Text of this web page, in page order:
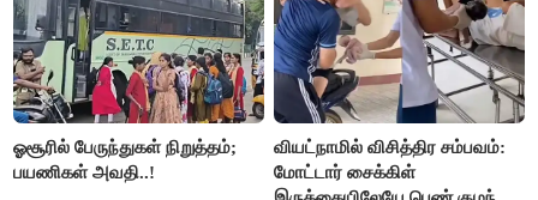
ஓசூரில் பேருந்துகள் நிறுத்தம்;
பயணிகள் அவதி..!
வியட்நாமில் விசித்திர சம்பவம்:
மோட்டார் சைக்கிள்